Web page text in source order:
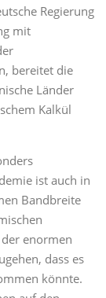
Regierung
mit
bereitet die
Länder
Kalkül
ist auch in
Bandbreite
enormen
dass es
könnte.